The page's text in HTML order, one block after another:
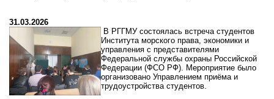
31.03.2026
В РГГМУ состоялась встречастудентов
Институтаморского права, экономики и
управления с представителями
Федеральной службы охраны Российской
Федерации (ФСО РФ). Мероприятие было
организовано Управлением приёмаи
трудоустройствастудентов.